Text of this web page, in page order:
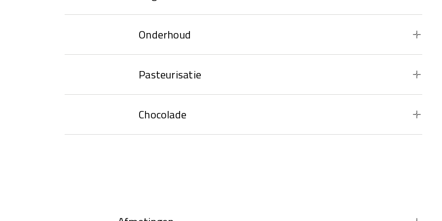
Onderhoud
Pasteurisatie
Chocolade